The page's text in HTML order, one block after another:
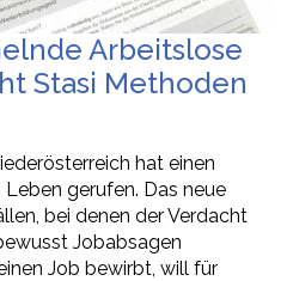
Arbeitslose
Stasi Methoden
hat einen
gerufen. Das neue
bei denen der Verdacht
Jobabsagen
Job bewirbt, will für